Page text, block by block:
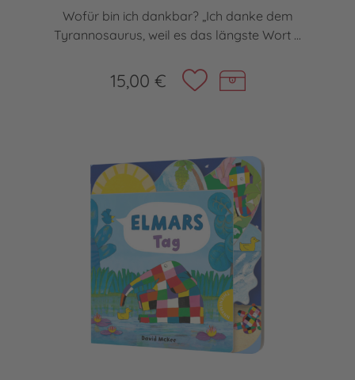
Wofür bin ich dankbar? „Ich danke dem
Tyrannosaurus, weil es das längste Wort ...
15,00 €